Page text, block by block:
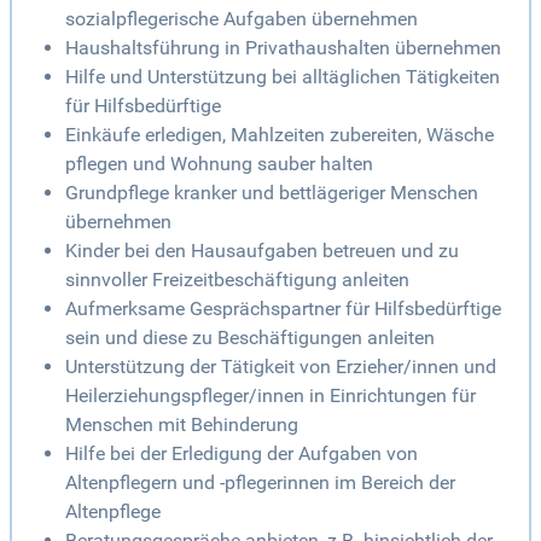
sozialpflegerische Aufgaben übernehmen
Haushaltsführung in Privathaushalten übernehmen
Hilfe und Unterstützung bei alltäglichen Tätigkeiten
für Hilfsbedürftige
Einkäufe erledigen, Mahlzeiten zubereiten, Wäsche
pflegen und Wohnung sauber halten
Grundpflege kranker und bettlägeriger Menschen
übernehmen
Kinder bei den Hausaufgaben betreuen und zu
sinnvoller Freizeitbeschäftigung anleiten
Aufmerksame Gesprächspartner für Hilfsbedürftige
sein und diese zu Beschäftigungen anleiten
Unterstützung der Tätigkeit von Erzieher/innen und
Heilerziehungspfleger/innen in Einrichtungen für
Menschen mit Behinderung
Hilfe bei der Erledigung der Aufgaben von
Altenpflegern und -pflegerinnen im Bereich der
Altenpflege